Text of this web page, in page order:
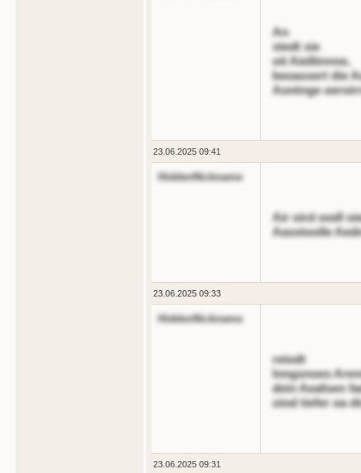
An
stedt sie
oit Aießtnnne,
beoassert die
Aontnge
23.06.2025 09:41
HiddenNickname
Air oird oodl
Aasstoolle
23.06.2025 09:33
HiddenNickname
reiodt
lnngsnoes
dein Aeafoen
oiod tiefer oa
23.06.2025 09:31